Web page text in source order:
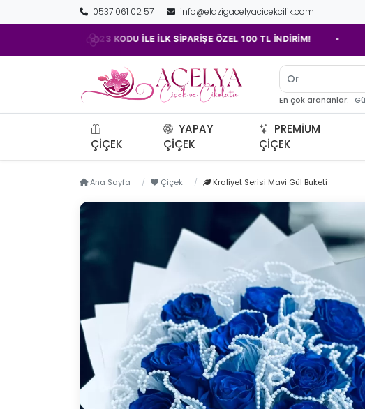
0537 061 02 57 info@elazigacelyacicekcilik.com
ACELYA23 KODU İLE İLK SİPARİŞE ÖZEL 100 TL İNDİRİM! • TAZE
Orkide çi
En çok arananlar:
ÇIÇEK
YAPAY
ÇIÇEK
PREMIUM
ÇIÇEK
Ana Sayfa Çiçek Kraliyet Serisi Mavi Gül Buketi